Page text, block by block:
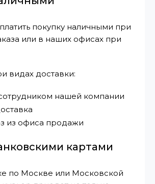
покупку наличными при
или в наших офисах при
видах доставки:
нашей компании
из офиса продажи
картами
по Москве или Московской